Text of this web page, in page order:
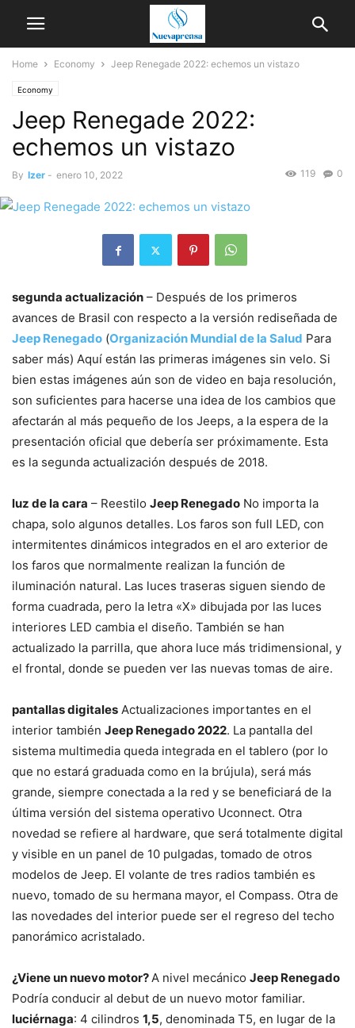
Home Economy Jeep Renegade 2022: echemos un vistazo
Economy
Jeep Renegade 2022:
echemos un vistazo
By Izer - enero 10, 2022 0
119
segunda actualización – Después de los primeros
avances de Brasil con respecto a la versión rediseñada de
Jeep Renegado (Organización Mundial de la Salud Para
saber más) Aquí están las primeras imágenes sin velo. Si
bien estas imágenes aún son de video en baja resolución,
son suficientes para hacerse una idea de los cambios que
afectarán al más pequeño de los Jeeps, a la espera de la
presentación oficial que debería ser próximamente. Esta
es la segunda actualización después de 2018.
luz de la cara – Reestilo Jeep Renegado No importa la
chapa, solo algunos detalles. Los faros son full LED, con
intermitentes dinámicos integrados en el aro exterior de
los faros que normalmente realizan la función de
iluminación natural. Las luces traseras siguen siendo de
forma cuadrada, pero la letra «X» dibujada por las luces
interiores LED cambia el diseño. También se han
actualizado la parrilla, que ahora luce más tridimensional, y
el frontal, donde se pueden ver las nuevas tomas de aire.
pantallas digitales Actualizaciones importantes en el
interior también Jeep Renegado 2022. La pantalla del
sistema multimedia queda integrada en el tablero (por lo
que no estará graduada como en la brújula), será más
grande, siempre conectada a la red y se beneficiará de la
última versión del sistema operativo Uconnect. Otra
novedad se refiere al hardware, que será totalmente digital
y visible en un panel de 10 pulgadas, tomado de otros
modelos de Jeep. El volante de tres radios también es
nuevo, tomado de su hermana mayor, el Compass. Otra de
las novedades del interior puede ser el regreso del techo
panorámico acristalado.
¿Viene un nuevo motor?A nivel mecánico Jeep Renegado
Podría conducir al debut de un nuevo motor familiar.
luciérnaga: 4 cilindros 1,5, denominada T5, en lugar de la